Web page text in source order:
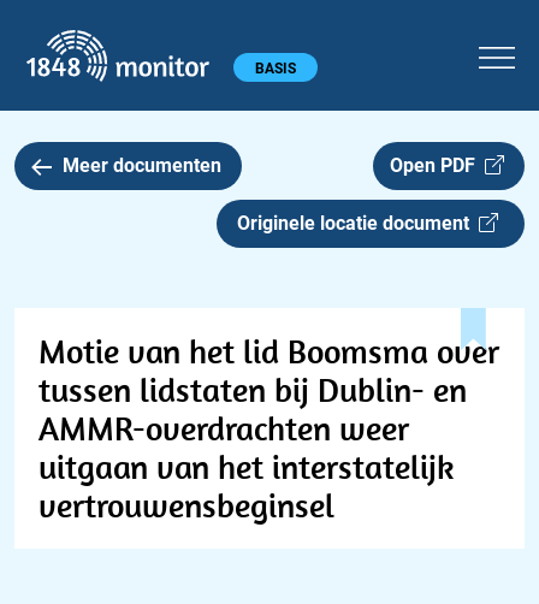
Hoofdmenu BASIS
Meer documenten Open PDF
Originele locatie document
Motie van het lid Boomsma over
tussen lidstaten bij Dublin- en
AMMR-overdrachten weer
uitgaan van het interstatelijk
vertrouwensbeginsel